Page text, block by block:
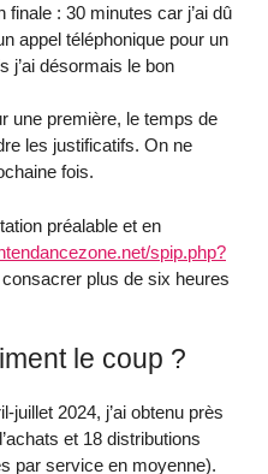
: 30 minutes car j’ai dû
appel téléphonique pour un
j’ai désormais le bon
une première, le temps de
les justificatifs. On ne
fois.
préalable et en
spip.php?
plus de six heures
le coup ?
juillet 2024, j’ai obtenu près
et 18 distributions
par service en moyenne).